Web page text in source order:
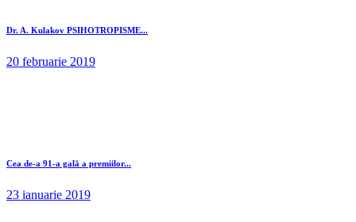
Dr. A. Kulakov PSIHOTROPISME...
20 februarie 2019
Cea de-a 91-a gală a premiilor...
23 ianuarie 2019